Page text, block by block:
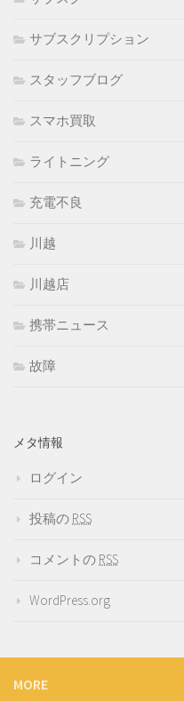
サブスクリプション
スタッフブログ
スマホ買取
ライトニング
充電不良
川越
川越店
携帯ニュース
故障
メタ情報
ログイン
投稿の RSS
コメントの RSS
WordPress.org
MORE